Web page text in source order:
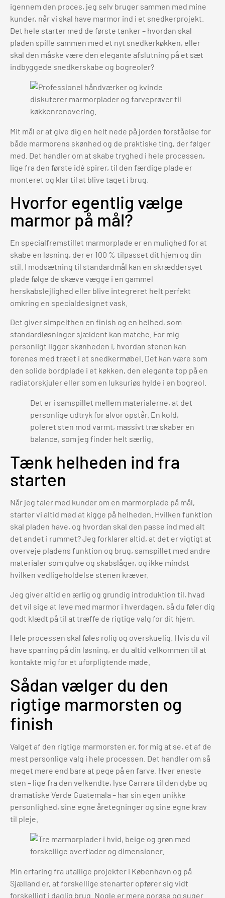
igennem den proces, jeg selv bruger sammen med mine
kunder, når vi skal have marmor ind i et snedkerprojekt.
Det hele starter med de første tanker – hvordan skal
pladen spille sammen med et nyt snedkerkøkken, eller
skal den måske være den elegante afslutning på et sæt
indbyggede snedkerskabe og bogreoler?
Mit mål er at give dig en helt nede på jorden forståelse for
både marmorens skønhed og de praktiske ting, der følger
med. Det handler om at skabe tryghed i hele processen,
lige fra den første idé spirer, til den færdige plade er
monteret og klar til at blive taget i brug.
Hvorfor egentlig vælge
marmor på mål?
En specialfremstillet marmorplade er en mulighed for at
skabe en løsning, der er 100 % tilpasset dit hjem og din
stil. I modsætning til standardmål kan en skræddersyet
plade følge de skæve vægge i en gammel
herskabslejlighed eller blive integreret helt perfekt
omkring en specialdesignet vask.
Det giver simpelthen en finish og en helhed, som
standardløsninger sjældent kan matche. For mig
personligt ligger skønheden i, hvordan stenen kan
forenes med træet i et snedkermøbel. Det kan være som
den solide bordplade i et køkken, den elegante top på en
radiatorskjuler eller som en luksuriøs hylde i en bogreol.
Det er i samspillet mellem materialerne, at det
personlige udtryk for alvor opstår. En kold,
poleret sten mod varmt, massivt træ skaber en
balance, som jeg finder helt særlig.
Tænk helheden ind fra
starten
Når jeg taler med kunder om en marmorplade på mål,
starter vi altid med at kigge på helheden. Hvilken funktion
skal pladen have, og hvordan skal den passe ind med alt
det andet i rummet? Jeg forklarer altid, at det er vigtigt at
overveje pladens funktion og brug, samspillet med andre
materialer som gulve og skabslåger, og ikke mindst
hvilken vedligeholdelse stenen kræver.
Jeg giver altid en ærlig og grundig introduktion til, hvad
det vil sige at leve med marmor i hverdagen, så du føler dig
godt klædt på til at træffe de rigtige valg for dit hjem.
Hele processen skal føles rolig og overskuelig. Hvis du vil
have sparring på din løsning, er du altid velkommen til at
kontakte mig for et uforpligtende møde.
Sådan vælger du den
rigtige marmorsten og
finish
Valget af den rigtige marmorsten er, for mig at se, et af de
mest personlige valg i hele processen. Det handler om så
meget mere end bare at pege på en farve. Hver eneste
sten – lige fra den velkendte, lyse Carrara til den dybe og
dramatiske Verde Guatemala – har sin egen unikke
personlighed, sine egne åretegninger og sine egne krav
til pleje.
Min erfaring fra utallige projekter i København og på
Sjælland er, at forskellige stenarter opfører sig vidt
forskelligt i daglig brug. Nogle er mere porøse og suger